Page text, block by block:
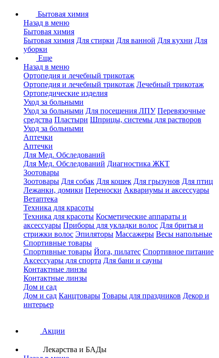
Бытовая химия
Назад в меню
Бытовая химия
Бытовая химия Для стирки Для ванной Для кухни Для
уборки
Еще
Назад в меню
Ортопедия и лечебный трикотаж
Ортопедия и лечебный трикотаж Лечебный трикотаж
Ортопедические изделия
Уход за больными
Уход за больными Для посещения ЛПУ Перевязочные
средства Пластыри Шприцы, системы для растворов
Уход за больными
Аптечки
Аптечки
Для Мед. Обследований
Для Мед. Обследований Диагностика ЖКТ
Зоотовары
Зоотовары Для собак Для кошек Для грызунов Для птиц
Лежанки, домики Переноски Аквариумы и аксессуары
Ветаптека
Техника для красоты
Техника для красоты Косметические аппараты и
аксессуары Приборы для укладки волос Для бритья и
стрижки волос Эпиляторы Массажеры Весы напольные
Спортивные товары
Спортивные товары Йога, пилатес Спортивное питание
Аксессуары для спорта Для бани и сауны
Контактные линзы
Контактные линзы
Дом и сад
Дом и сад Канцтовары Товары для праздников Декор и
интерьер
Акции
Лекарства и БАДы